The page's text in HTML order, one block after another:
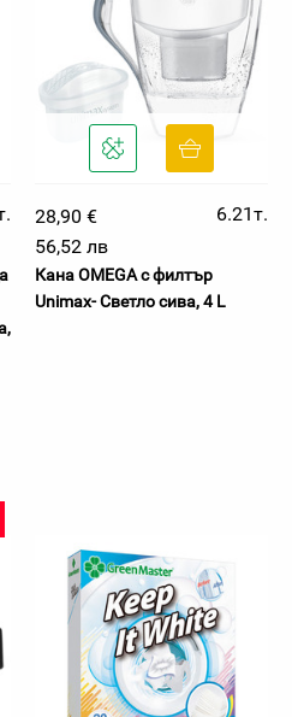
28,90 €
6.21т.
56,52 лв
Кана OMEGA с филтър
Unimax- Светло сива, 4 L